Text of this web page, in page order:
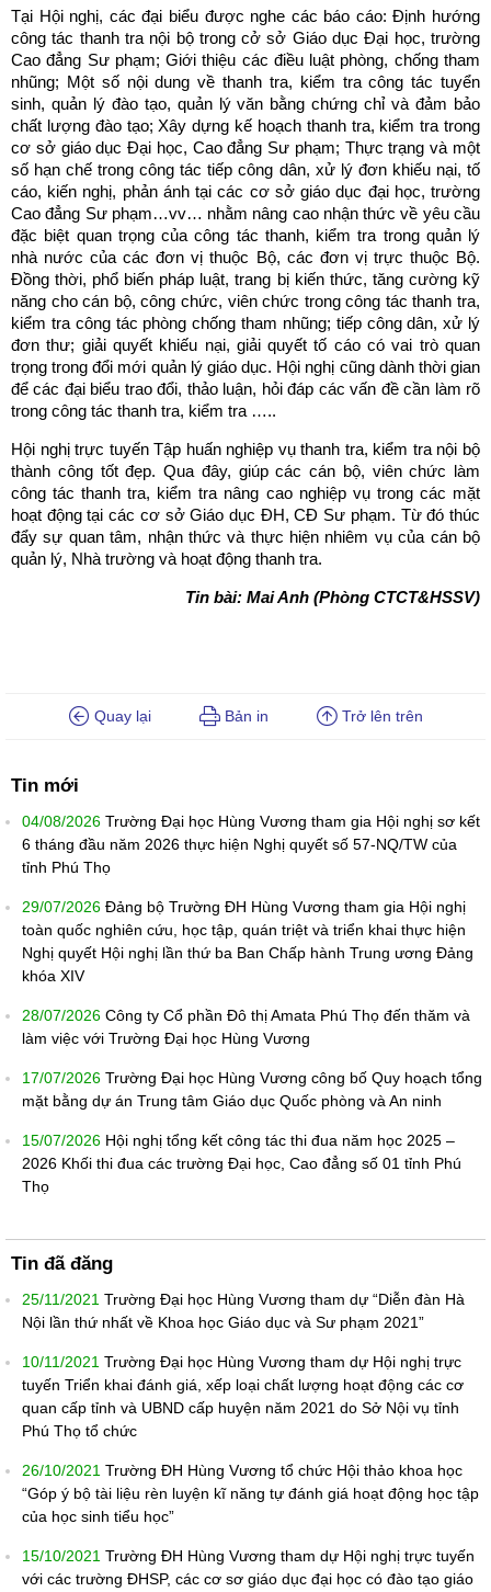
Tại Hội nghị, các đại biểu được nghe các báo cáo: Định hướng
công tác thanh tra nội bộ trong cở sở Giáo dục Đại học, trường
Cao đẳng Sư phạm; Giới thiệu các điều luật phòng, chống tham
nhũng; Một số nội dung về thanh tra, kiểm tra công tác tuyển
sinh, quản lý đào tạo, quản lý văn bằng chứng chỉ và đảm bảo
chất lượng đào tạo; Xây dựng kế hoạch thanh tra, kiểm tra trong
cơ sở giáo dục Đại học, Cao đẳng Sư phạm; Thực trạng và một
số hạn chế trong công tác tiếp công dân, xử lý đơn khiếu nại, tố
cáo, kiến nghị, phản ánh tại các cơ sở giáo dục đại học, trường
Cao đẳng Sư phạm…vv… nhằm nâng cao nhận thức về yêu cầu
đặc biệt quan trọng của công tác thanh, kiểm tra trong quản lý
nhà nước của các đơn vị thuộc Bộ, các đơn vị trực thuộc Bộ.
Đồng thời, phổ biến pháp luật, trang bị kiến thức, tăng cường kỹ
năng cho cán bộ, công chức, viên chức trong công tác thanh tra,
kiểm tra công tác phòng chống tham nhũng; tiếp công dân, xử lý
đơn thư; giải quyết khiếu nại, giải quyết tố cáo có vai trò quan
trọng trong đổi mới quản lý giáo dục. Hội nghị cũng dành thời gian
để các đại biểu trao đổi, thảo luận, hỏi đáp các vấn đề cần làm rõ
trong công tác thanh tra, kiểm tra …..
Hội nghị trực tuyến Tập huấn nghiệp vụ thanh tra, kiểm tra nội bộ
thành công tốt đẹp. Qua đây, giúp các cán bộ, viên chức làm
công tác thanh tra, kiểm tra nâng cao nghiệp vụ trong các mặt
hoạt động tại các cơ sở Giáo dục ĐH, CĐ Sư phạm. Từ đó thúc
đẩy sự quan tâm, nhận thức và thực hiện nhiêm vụ của cán bộ
quản lý, Nhà trường và hoạt động thanh tra.
Tin bài: Mai Anh (Phòng CTCT&HSSV)
Quay lại Bản in Trở lên trên
Tin mới
04/08/2026 Trường Đại học Hùng Vương tham gia Hội nghị sơ kết
6 tháng đầu năm 2026 thực hiện Nghị quyết số 57-NQ/TW của
tỉnh Phú Thọ
29/07/2026 Đảng bộ Trường ĐH Hùng Vương tham gia Hội nghị
toàn quốc nghiên cứu, học tập, quán triệt và triển khai thực hiện
Nghị quyết Hội nghị lần thứ ba Ban Chấp hành Trung ương Đảng
khóa XIV
28/07/2026 Công ty Cổ phần Đô thị Amata Phú Thọ đến thăm và
làm việc với Trường Đại học Hùng Vương
17/07/2026 Trường Đại học Hùng Vương công bố Quy hoạch tổng
mặt bằng dự án Trung tâm Giáo dục Quốc phòng và An ninh
15/07/2026 Hội nghị tổng kết công tác thi đua năm học 2025 –
2026 Khối thi đua các trường Đại học, Cao đẳng số 01 tỉnh Phú
Thọ
Tin đã đăng
25/11/2021 Trường Đại học Hùng Vương tham dự “Diễn đàn Hà
Nội lần thứ nhất về Khoa học Giáo dục và Sư phạm 2021”
10/11/2021 Trường Đại học Hùng Vương tham dự Hội nghị trực
tuyến Triển khai đánh giá, xếp loại chất lượng hoạt động các cơ
quan cấp tỉnh và UBND cấp huyện năm 2021 do Sở Nội vụ tỉnh
Phú Thọ tổ chức
26/10/2021 Trường ĐH Hùng Vương tổ chức Hội thảo khoa học
“Góp ý bộ tài liệu rèn luyện kĩ năng tự đánh giá hoạt động học tập
của học sinh tiểu học”
15/10/2021 Trường ĐH Hùng Vương tham dự Hội nghị trực tuyến
với các trường ĐHSP, các cơ sơ giáo dục đại học có đào tạo giáo